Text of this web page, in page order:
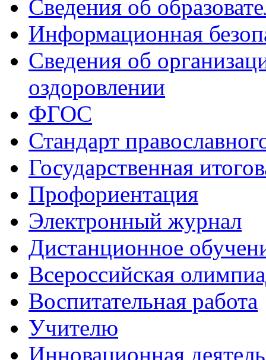
Сведения об
Информационная
Сведения об
оздоровлении
ФГОС
Стандарт
Государственная
Профориентация
Электронный журнал
Дистанционное
Всероcсийская
Воспитательная работа
Учителю
Инновационная